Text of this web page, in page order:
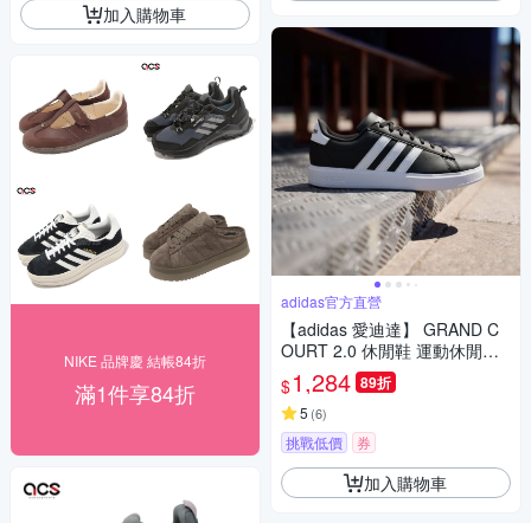
加入購物車
NIKE 品牌慶 結帳84折
滿1件享84折
adidas官方直營
【adidas 愛迪達】 GRAND C
OURT 2.0 休閒鞋 運動休閒鞋
男鞋/女鞋 GW9196
$1,284 89折
5 (6)
挑戰低價 券
加入購物車